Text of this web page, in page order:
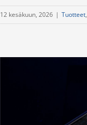
12 kesäkuun, 2026 | Tuotteet,